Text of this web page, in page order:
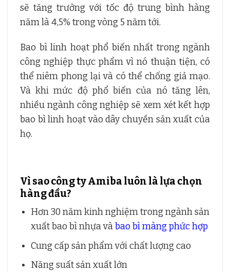
sẽ tăng trưởng với tốc độ trung bình hàng
năm là 4,5% trong vòng 5 năm tới.
Bao bì linh hoạt phổ biến nhất trong ngành
công nghiệp thực phẩm vì nó thuận tiện, có
thể niêm phong lại và có thể chống giả mạo.
Và khi mức độ phổ biến của nó tăng lên,
nhiều ngành công nghiệp sẽ xem xét kết hợp
bao bì linh hoạt vào dây chuyền sản xuất của
họ.
Vì sao công ty Amiba luôn là lựa chọn
hàng đầu?
Hơn 30 năm kinh nghiệm trong ngành sản
xuất bao bì nhựa và bao bì màng phức hợp
Cung cấp sản phẩm với chất lượng cao
Năng suất sản xuất lớn